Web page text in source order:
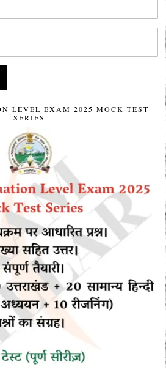
LEVEL EXAM 2025 MOCK TEST
SERIES